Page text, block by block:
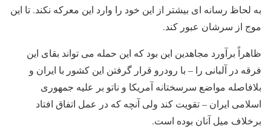
به لحاظ رسانه ای بیشتر از این خود را وارد این معرکه نکند. تا این
موج از سرشان عبور کند.
ظاهراً برآورد مجاهدین این بود که این حمله می تواند بقای این
فرقه در آلبانی را – با رودرو قرار گرفتن این کشور با ایران و
بلافاصله مواضع سرسختانه آمریکا و ناتو بر علیه جمهوری
اسلامی ایران – تقویت کند ولی آنچه که در عمل اتفاق افتاد
برخلاف میل آنان بوده است.